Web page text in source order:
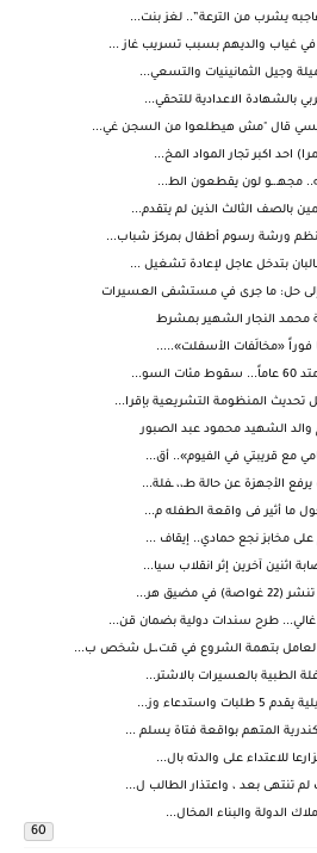
يشرب من الترعة”.. لغز بنت...
وجيل الثمانينيات والتسعي...
بالشهادة الاعدادية للتحقي...
احد اكبر تجار المواد المخ...
بالصف الثالث الذين لم يتقدم...
ورشة رسوم أطفال بمركز شباب...
بتدخل عاجل لإعادة تشغيل ...
إلى حل: ما جرى في مستشفى العسيرات
محمد النجار الشهير بمشرط
فوراً «مخالَفات الأسفلت».....
المنظومة التشريعية بإقرا...
والد الشهيد محمود عبد الصبور
مع قريبتي في الفيوم».. أق...
الأجهزة عن حالة طـ،، ـفلة...
ما أثير فى واقعة الطفله م...
على مخابز نجع حمادي.. إيقاف ...
اثنين آخرين إثر انقلاب سيا...
مضيق هر...
طرح سندات دولية بضمان قن...
بتهمة الشروع في قت،ــل شخص ب...
الطبية بالعسيرات بالاشتر...
واستدعاء وز...
المتهم بواقعة فتاة يسلم ...
للاعتداء على والدته بال...
تنتهى بعد ، واعتذار الطالب ل...
60